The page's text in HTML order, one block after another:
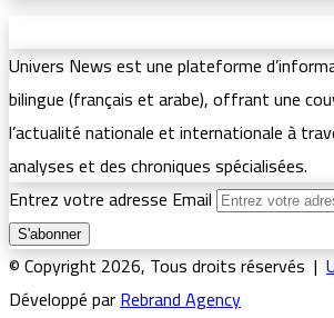
Univers News est une plateforme
bilingue (français et arabe), offrant une
l’actualité nationale et internationale à
analyses et des chroniques spécialisées.
Entrez votre adresse Email
© Copyright 2026, Tous droits réservés |
Développé parRebrand Agency